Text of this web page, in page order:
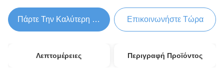
Πάρτε Την Καλύτερη Τιμή Επικοινωνήστε Τώρα
Λεπτομέρειες Περιγραφή Προϊόντος